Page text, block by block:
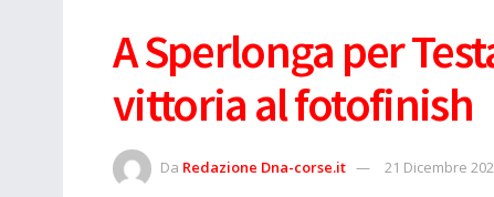
A Sperlonga per
vittoria al fotofinish
Da Redazione Dna-corse.it 21 Dicembre